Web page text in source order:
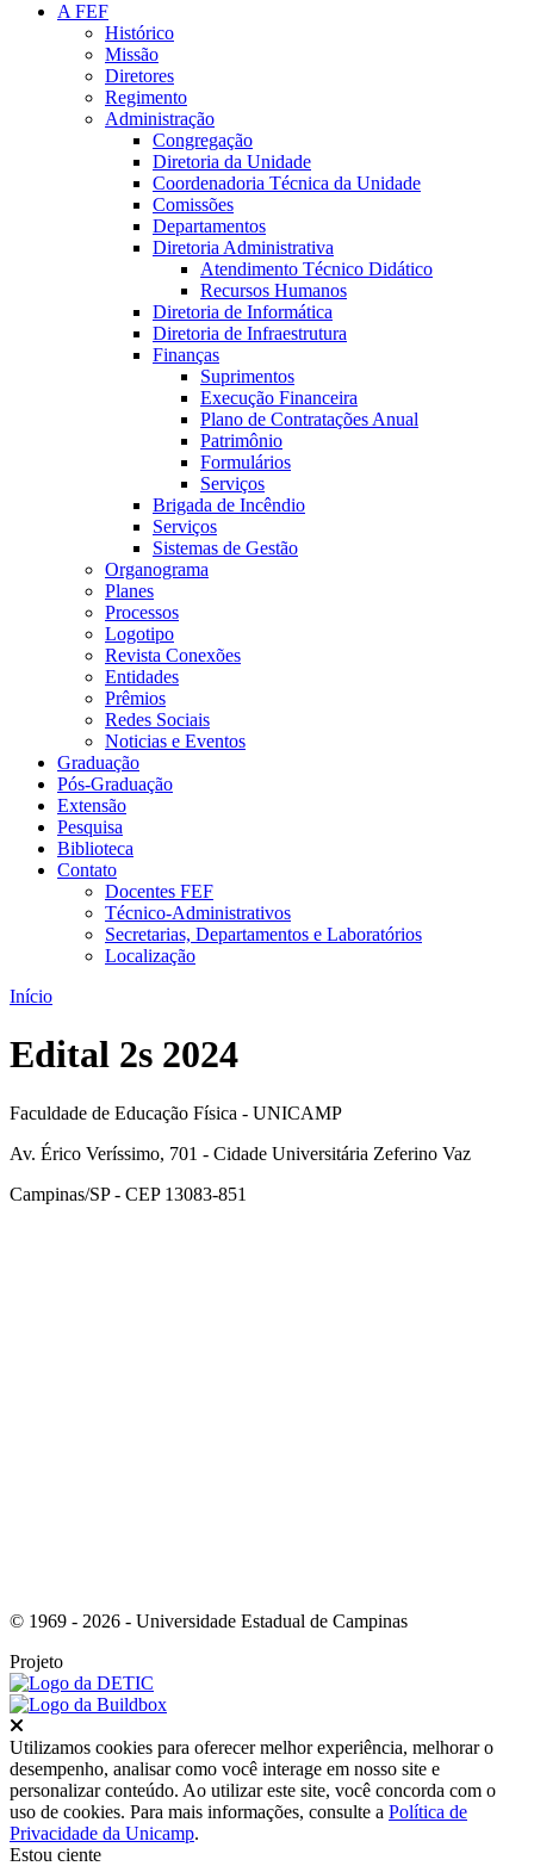
A FEF
Histórico
Missão
Diretores
Regimento
Administração
Congregação
Diretoria da Unidade
Coordenadoria Técnica da Unidade
Comissões
Departamentos
Diretoria Administrativa
Atendimento Técnico Didático
Recursos Humanos
Diretoria de Informática
Diretoria de Infraestrutura
Finanças
Suprimentos
Execução Financeira
Plano de Contratações Anual
Patrimônio
Formulários
Serviços
Brigada de Incêndio
Serviços
Sistemas de Gestão
Organograma
Planes
Processos
Logotipo
Revista Conexões
Entidades
Prêmios
Redes Sociais
Noticias e Eventos
Graduação
Pós-Graduação
Extensão
Pesquisa
Biblioteca
Contato
Docentes FEF
Técnico-Administrativos
Secretarias, Departamentos e Laboratórios
Localização
Início
Edital 2s 2024
Faculdade de Educação Física - UNICAMP
Av. Érico Veríssimo, 701 - Cidade Universitária Zeferino Vaz
Campinas/SP - CEP 13083-851
© 1969 - 2026 - Universidade Estadual de Campinas
Projeto
Utilizamos cookies para oferecer melhor experiência, melhorar o
desempenho, analisar como você interage em nosso site e
personalizar conteúdo. Ao utilizar este site, você concorda com o
uso de cookies. Para mais informações, consulte a Política de
Privacidade da Unicamp.
Estou ciente